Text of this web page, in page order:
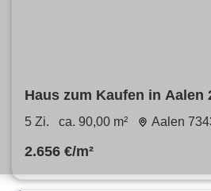
Haus zum Kaufen in Aalen
5 Zi. ca. 90,00 m² Aalen
2.656 €/m²